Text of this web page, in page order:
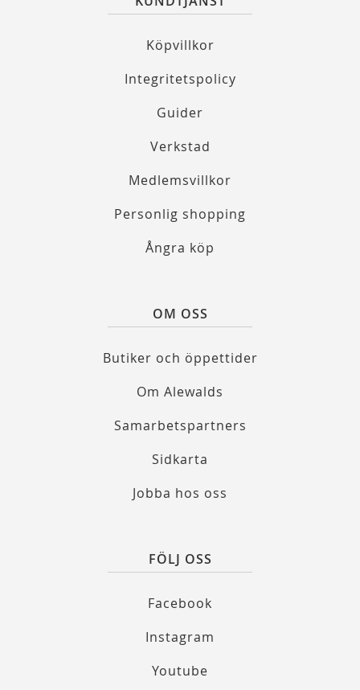
Köpvillkor
Integritetspolicy
Guider
Verkstad
Medlemsvillkor
Personlig shopping
Ångra köp
OM OSS
Butiker och öppettider
Om Alewalds
Samarbetspartners
Sidkarta
Jobba hos oss
FÖLJ OSS
Facebook
Instagram
Youtube